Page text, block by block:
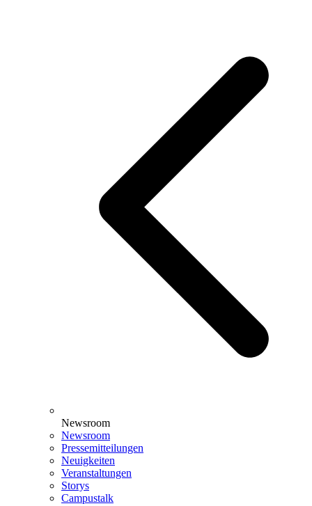
Newsroom
Newsroom
Pressemitteilungen
Neuigkeiten
Veranstaltungen
Storys
Campustalk